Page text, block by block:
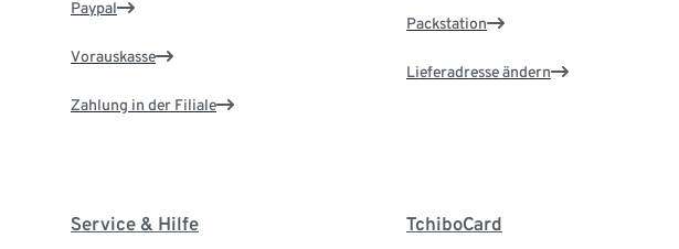
Paypal
Vorauskasse
Zahlung in der Filiale
Packstation
Lieferadresse ändern
Service & Hilfe TchiboCard